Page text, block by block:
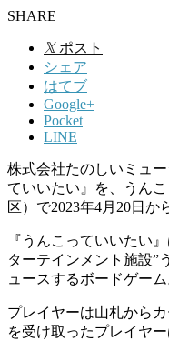
SHARE
𝕏 ポスト
シェア
はてブ
Google+
Pocket
LINE
株式会社たのしいミュ
ていいたい』を、うん
区）で2023年4⽉20⽇か
『うんこっていいたい
ターテインメント施設”
ュースするボードゲーム
プレイヤーは山札から
を受け取ったプレイヤ